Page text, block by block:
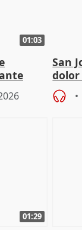
01:03
San
dolor
01:29